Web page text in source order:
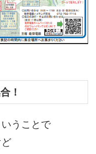
！
うことで